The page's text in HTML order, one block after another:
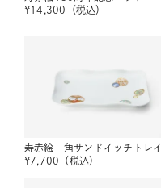
¥14,300 （税込）
寿赤絵 角サンドイッチトレイ
¥7,700 （税込）